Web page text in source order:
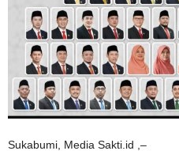
Sukabumi, Media Sakti.id ,–